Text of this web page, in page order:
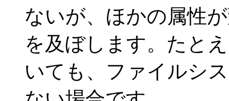
ないが、ほかの属性
を及ぼします。たと
いても、ファイルシ